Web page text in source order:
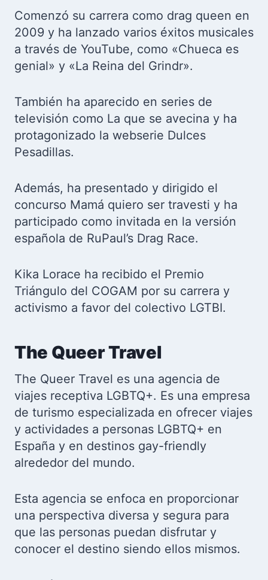
Comenzó su carrera como drag queen en
2009 y ha lanzado varios éxitos musicales
a través de YouTube, como «Chueca es
genial» y «La Reina del Grindr».
También ha aparecido en series de
televisión como La que se avecina y ha
protagonizado la webserie Dulces
Pesadillas.
Además, ha presentado y dirigido el
concurso Mamá quiero ser travesti y ha
participado como invitada en la versión
española de RuPaul’s Drag Race.
Kika Lorace ha recibido el Premio
Triángulo del COGAM por su carrera y
activismo a favor del colectivo LGTBI.
The Queer Travel
The Queer Travel es una agencia de
viajes receptiva LGBTQ+. Es una empresa
de turismo especializada en ofrecer viajes
y actividades a personas LGBTQ+ en
España y en destinos gay-friendly
alrededor del mundo.
Esta agencia se enfoca en proporcionar
una perspectiva diversa y segura para
que las personas puedan disfrutar y
conocer el destino siendo ellos mismos.